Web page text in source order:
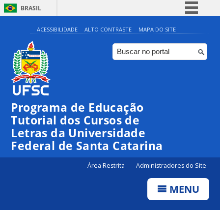
BRASIL
Simplifique!
Comunica BR
Participe
ACESSIBILIDADE ALTO CONTRASTE MAPA DO SITE
Programa de Educação
Tutorial dos Cursos de
Letras da Universidade
Federal de Santa Catarina
Área Restrita Administradores do Site
MENU